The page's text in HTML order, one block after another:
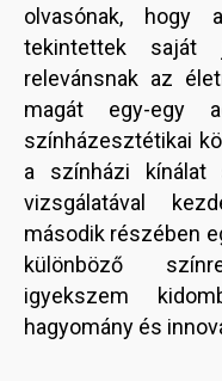
olvasónak, hogy
tekintettek saját
relevánsnak az
magát egy-egy
színházesztétikai
a színházi kínálat
vizsgálatával
második részében
különböző
igyekszem
hagyomány és